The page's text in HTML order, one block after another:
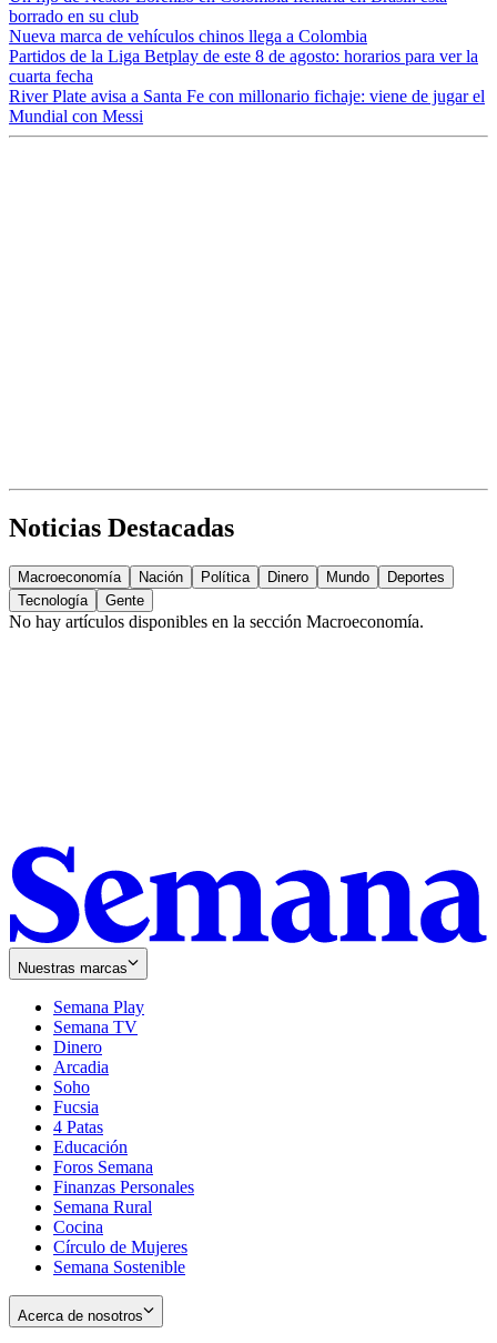
borrado en su club
Nueva marca de vehículos chinos llega a Colombia
Partidos de la Liga Betplay de este 8 de agosto: horarios para ver la
cuarta fecha
River Plate avisa a Santa Fe con millonario fichaje: viene de jugar el
Mundial con Messi
Noticias Destacadas
Macroeconomía Nación Política Dinero Mundo
Deportes
Tecnología
Gente
No hay artículos disponibles en la sección Macroeconomía.
Nuestras marcas
Semana Play
Semana TV
Dinero
Arcadia
Soho
in
new
window
Fucsia
in
new
window
4 Patas
Educación
Foros Semana
Finanzas Personales
Semana Rural
Cocina
Círculo de Mujeres
Semana Sostenible
Acerca de nosotros